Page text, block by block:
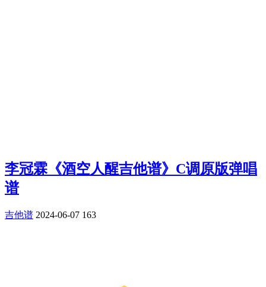
李冠霖《酒空人醒吉他谱》C调原版弹唱
谱
吉他谱 2024-06-07 163